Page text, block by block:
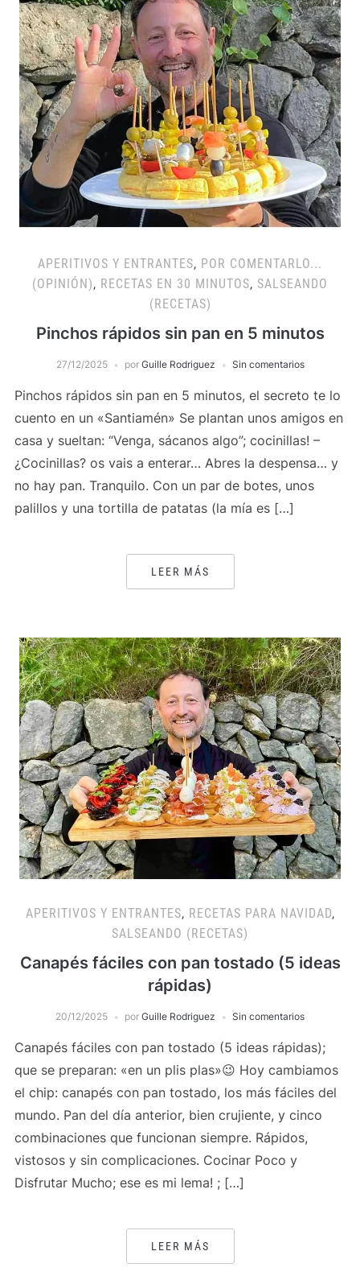
APERITIVOS Y ENTRANTES, POR COMENTARLO...
(OPINIÓN), RECETAS EN 30 MINUTOS, SALSEANDO
(RECETAS)
Pinchos rápidos sin pan en 5 minutos
27/12/2025 por Guille Rodriguez Sin comentarios
Pinchos rápidos sin pan en 5 minutos, el secreto te lo
cuento en un «Santiamén» Se plantan unos amigos en
casa y sueltan: “Venga, sácanos algo”; cocinillas! –
¿Cocinillas? os vais a enterar… Abres la despensa… y
no hay pan. Tranquilo. Con un par de botes, unos
palillos y una tortilla de patatas (la mía es […]
LEER MÁS
APERITIVOS Y ENTRANTES, RECETAS PARA NAVIDAD,
SALSEANDO (RECETAS)
Canapés fáciles con pan tostado (5 ideas
rápidas)
20/12/2025 por Guille Rodriguez Sin comentarios
Canapés fáciles con pan tostado (5 ideas rápidas);
que se preparan: «en un plis plas»😉 Hoy cambiamos
el chip: canapés con pan tostado, los más fáciles del
mundo. Pan del día anterior, bien crujiente, y cinco
combinaciones que funcionan siempre. Rápidos,
vistosos y sin complicaciones. Cocinar Poco y
Disfrutar Mucho; ese es mi lema! ; […]
LEER MÁS